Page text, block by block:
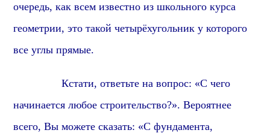
очередь, как всем известно из школьного курса
геометрии, это такой четырёхугольник у которого
все углыпрямые.
Кстати, ответьте на вопрос: «С чего
начинается любое строительство?». Вероятнее
всего, Вы можете сказать: «С фундамента,